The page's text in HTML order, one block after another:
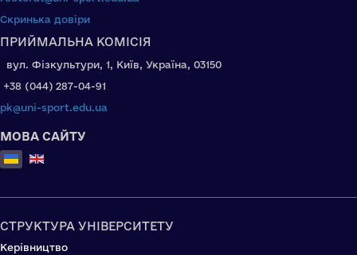
Скринька довіри
ПРИЙМАЛЬНА КОМІСІЯ
вул. Фізкультури, 1, Київ, Україна, 03150
+38 (044) 287-04-91
pk@uni-sport.edu.ua
МОВА САЙТУ
Оберіть свою мову
СТРУКТУРА УНІВЕРСИТЕТУ
Керівництво